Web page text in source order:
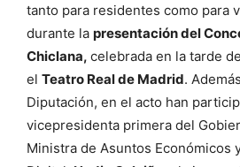
tanto para residentes como para
durante la presentación del
Chiclana, celebrada en la tarde
el Teatro Real de Madrid.
Diputación, en el acto han
vicepresidenta primera del
Ministra de Asuntos Económicos